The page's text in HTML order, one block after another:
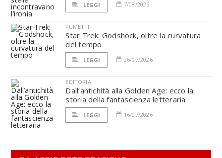
LEGGI 7/08/2026
FUMETTI
Star Trek: Godshock, oltre la curvatura
del tempo
LEGGI 26/07/2026
EDITORIA
Dall’antichità alla Golden Age: ecco la
storia della fantascienza letteraria
LEGGI 16/07/2026